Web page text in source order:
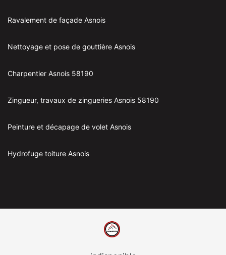
Ravalement de façade Asnois
Nettoyage et pose de gouttière Asnois
Charpentier Asnois 58190
Zingueur, travaux de zingueries Asnois 58190
Peinture et décapage de volet Asnois
Hydrofuge toiture Asnois